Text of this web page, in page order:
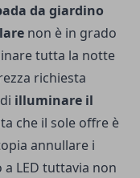
da giardino
non è in grado
tutta la notte
richiesta
illuminare il
che il sole offre è
annullare i
LED tuttavia non